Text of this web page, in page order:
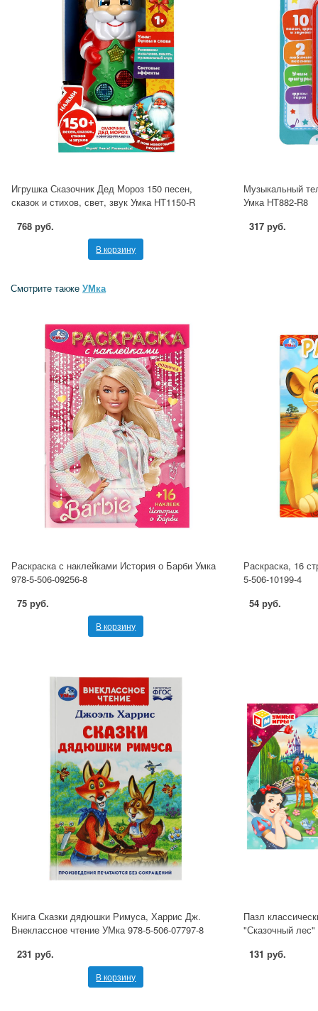
Игрушка Сказочник Дед Мороз 150 песен,
сказок и стихов, свет, звук Умка HT1150-R
768 руб.
В корзину
Музыкальный
Умка HT882-R8
317 руб.
Смотрите также УМка
Раскраска с наклейками История о Барби Умка
978-5-506-09256-8
75 руб.
В корзину
Раскраска, 16
5-506-10199-4
54 руб.
Книга Сказки дядюшки Римуса, Харрис Дж.
Внеклассное чтение УМка 978-5-506-07797-8
231 руб.
В корзину
Пазл
"Сказочный
131 руб.